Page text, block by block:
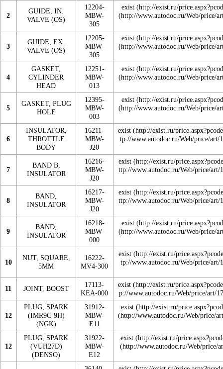
2
GUIDE, IN.
VALVE (OS)
12204-
MBW-
305
exist
3
GUIDE, EX.
VALVE (OS)
12205-
MBW-
305
exist
4
GASKET,
CYLINDER
HEAD
12251-
MBW-
013
exist
5
GASKET, PLUG
HOLE
12395-
MBW-
003
exist
6
INSULATOR,
THROTTLE
BODY
16211-
MBW-
J20
exist
7
BAND B,
INSULATOR
16216-
MBW-
J20
exist
8
BAND,
INSULATOR
16217-
MBW-
J20
exist
9
BAND,
INSULATOR
16218-
MBW-
000
exist
10
NUT, SQUARE,
5MM
16222-
MV4-300
exist
11 JOINT, BOOST
17113-
KEA-000
exist
12
PLUG, SPARK
(IMR9C-9H)
(NGK)
31912-
MBW-
E11
exist
12
PLUG, SPARK
(VUH27D)
(DENSO)
31922-
MBW-
E12
exist